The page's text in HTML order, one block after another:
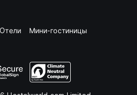
Oтели Мини-гостиницы